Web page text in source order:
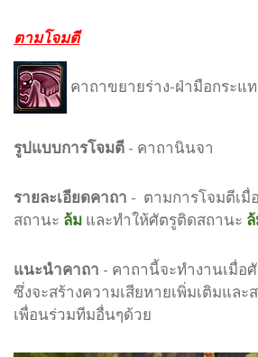
ตามโจมตี
คาถาขยายร่าง-ฝ่ามือกระแ
รูปแบบการโจมตี - คาถานินจา
รายละเอียดคาถา - ตามการโจมตีเมื่
สถานะ ล้ม และทำให้ศัตรูติดสถานะ
แนะนำคาถา - คาถานี้จะทำงานเมื่อ
ซึ่งจะสร้างความเสียหายเพิ่มเติมและ
เพื่อนร่วมทีมอื่นๆด้วย